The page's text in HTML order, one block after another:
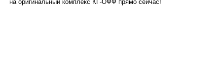
на оригинальный комплекс КГ-ОФФ прямо сейчас!